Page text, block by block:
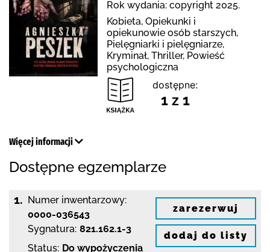
Rok wydania: copyright 2025.
Kobieta, Opiekunki i
opiekunowie osób starszych,
Pielęgniarki i pielęgniarze,
Kryminał, Thriller, Powieść
psychologiczna
dostępne:
1 z 1
Więcej informacji
Dostępne egzemplarze
1. Numer inwentarzowy:
0000-036543
Sygnatura: 821.162.1-3
Status: Do wypożyczenia
zarezerwuj
dodaj do listy